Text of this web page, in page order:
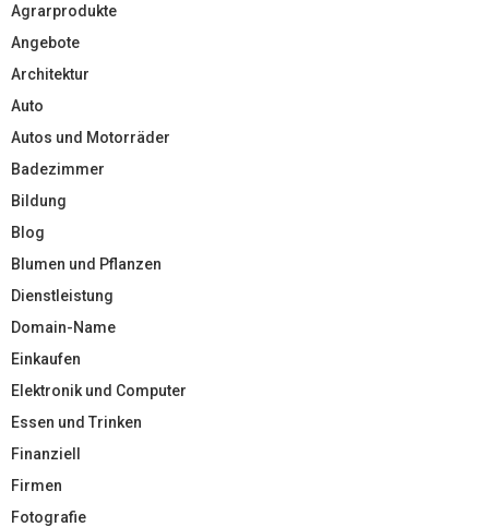
Agrarprodukte
Angebote
Architektur
Auto
Autos und Motorräder
Badezimmer
Bildung
Blog
Blumen und Pflanzen
Dienstleistung
Domain-Name
Einkaufen
Elektronik und Computer
Essen und Trinken
Finanziell
Firmen
Fotografie